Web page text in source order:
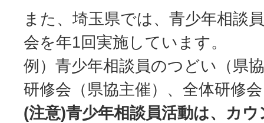
また、埼玉県では、青少年相談
会を年1回実施しています。
例）青少年相談員のつどい（県
研修会（県協主催）、全体研修
(注意)青少年相談員活動は、カ